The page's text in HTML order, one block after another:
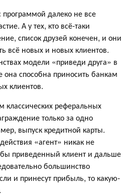
далеко не все
А у тех, кто всё-таки
список друзей конечен, и они
всё новых и новых клиентов.
модели «приведи друга» в
она способна приносить банкам
клиентов.
реферальных
только за одно
выпуск кредитной карты.
«агент» никак не
приведенный клиент и дальше
большинство
и принесут прибыль, то какую-